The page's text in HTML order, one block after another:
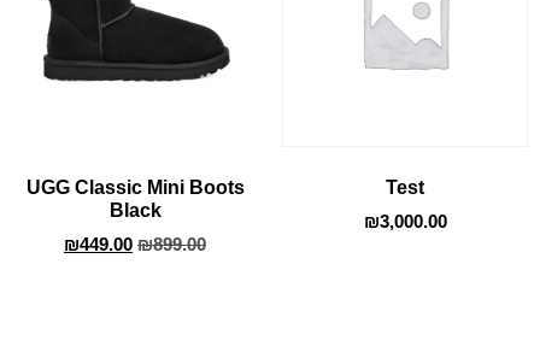
Test
₪3,000.00
UGG Classic Mini Boots
Black
₪899.00
₪449.00